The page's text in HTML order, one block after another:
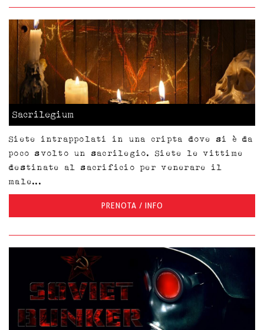
Sacrilegium
Siete intrappolati in una cripta dove si è da
poco svolto un sacrilegio. Siete le vittime
destinate al sacrificio per venerare il
male...
PRENOTA / INFO